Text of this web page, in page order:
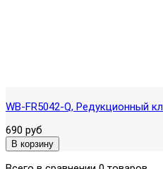
WB-FR5042-Q, Редукционный
690 руб